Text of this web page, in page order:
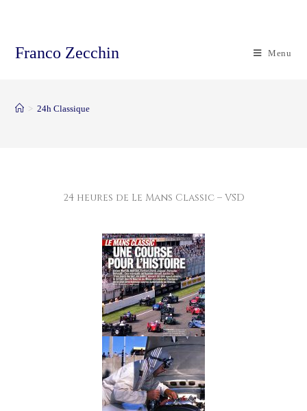
Franco Zecchin Menu
> 24h Classique
24 heures de Le Mans Classic – VSD